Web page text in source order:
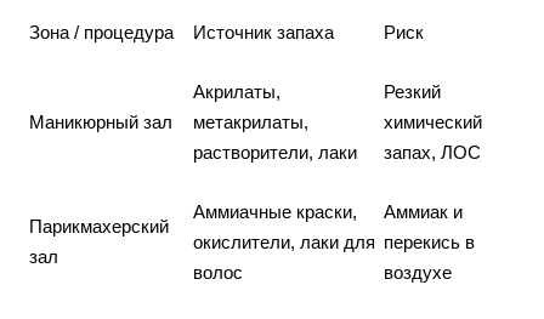
Зона / процедура Источник запаха Риск
Маникюрный зал
Акрилаты,
метакрилаты,
растворители, лаки
Резкий
химический
запах, ЛОС
Парикмахерский
зал
Аммиачные краски,
окислители, лаки для
волос
Аммиак и
перекись в
воздухе